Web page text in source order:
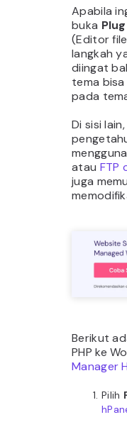
Apabila
buka
(Editor
langkah
diingat
tema
pada
Di sisi
atau FTP
juga
Berikut
PHP ke
Manager
Pilih